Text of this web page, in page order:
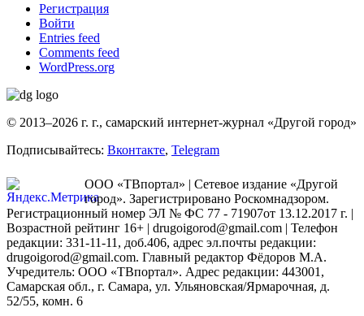
Регистрация
Войти
Entries feed
Comments feed
WordPress.org
© 2013–2026 г. г., самарский интернет-журнал «Другой город»
Подписывайтесь: Вконтакте, Telegram
ООО «ТВпортал» | Сетевое издание «Другой
город». Зарегистрировано Роскомнадзором.
Регистрационный номер ЭЛ № ФС 77 - 71907от 13.12.2017 г. |
Возрастной рейтинг 16+ | drugoigorod@gmail.com | Телефон
редакции: 331-11-11, доб.406, адрес эл.почты редакции:
drugoigorod@gmail.com. Главный редактор Фёдоров М.А.
Учредитель: ООО «ТВпортал». Адрес редакции: 443001,
Самарская обл., г. Самара, ул. Ульяновская/Ярмарочная, д.
52/55, комн. 6